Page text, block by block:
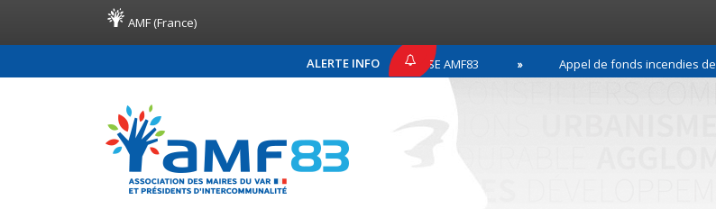
AMF (France)
ALERTE INFO
COMMUNIQUÉ DE PRESSE AMF83 Appel de fonds incendies de forêt